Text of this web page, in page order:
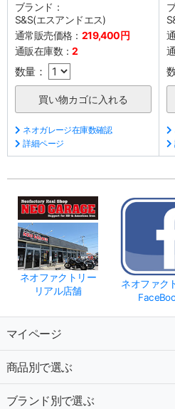
ブランド：
S&S(エスアンドエス)
通常販売価格： 219,400円
通販在庫数：2
数量：
ネオガレージ在庫数確認
詳細ページ
ネオファクトリー
リアル店舗
ネオファク
マイページ
商品別で選ぶ
ブランド別で選ぶ